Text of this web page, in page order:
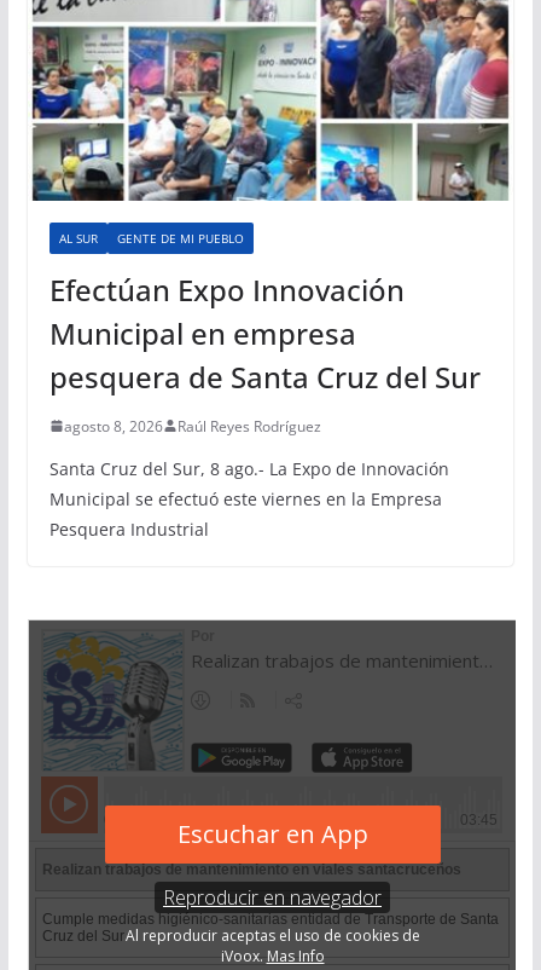
AL SUR GENTE DE MI PUEBLO
Efectúan Expo Innovación
Municipal en empresa
pesquera de Santa Cruz del Sur
agosto 8, 2026 Raúl Reyes Rodríguez
Santa Cruz del Sur, 8 ago.- La Expo de Innovación
Municipal se efectuó este viernes en la Empresa
Pesquera Industrial